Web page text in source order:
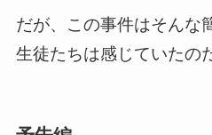
だが、この事件はそんな
生徒たちは感じていたの